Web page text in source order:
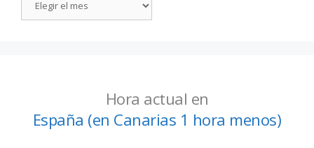
Hora actual en
España (en Canarias 1 hora menos)